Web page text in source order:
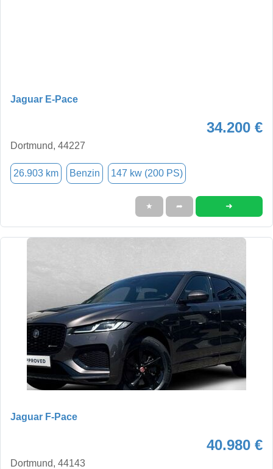
Jaguar E-Pace
34.200 €
Dortmund, 44227
26.903 km Benzin 147 kw (200 PS)
★ ➦ ➜
Jaguar F-Pace
40.980 €
Dortmund, 44143